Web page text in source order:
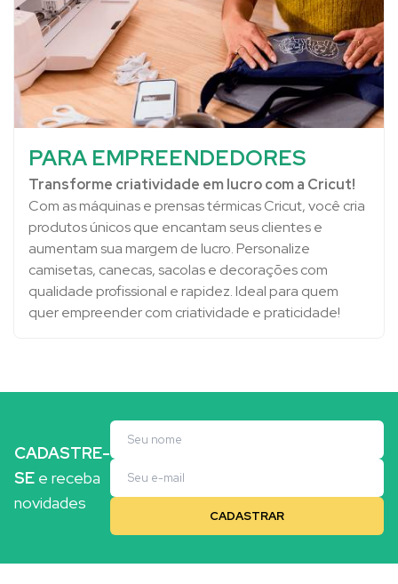
PARA EMPREENDEDORES
Transforme criatividade em lucro com a Cricut!
Com as máquinas e prensas térmicas Cricut, você cria
produtos únicos que encantam seus clientes e
aumentam sua margem de lucro. Personalize
camisetas, canecas, sacolas e decorações com
qualidade profissional e rapidez. Ideal para quem
quer empreender com criatividade e praticidade!
CADASTRE-
SE e receba
novidades